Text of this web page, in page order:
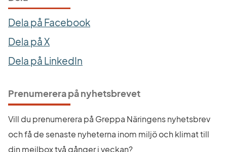
Dela på Facebook
Dela på X
Dela på LinkedIn
Prenumerera på nyhetsbrevet
Vill du prenumerera på Greppa Näringens nyhetsbrev
och få de senaste nyheterna inom miljö och klimat till
din mejlbox två gånger i veckan?